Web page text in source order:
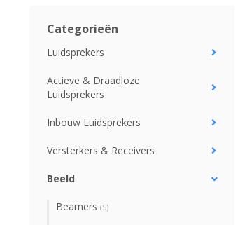
Categorieën
Luidsprekers
Actieve & Draadloze
Luidsprekers
Inbouw Luidsprekers
Versterkers & Receivers
Beeld
Beamers (5)